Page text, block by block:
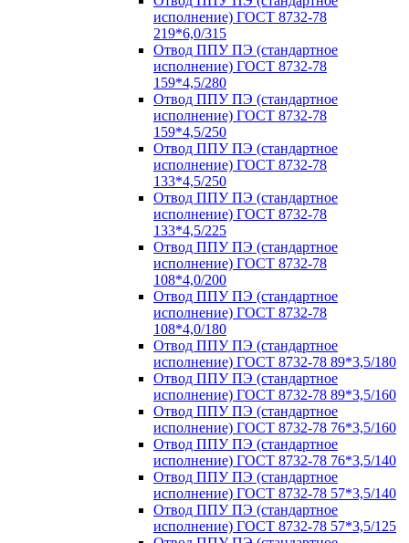
исполнение) ГОСТ 8732-78
219*6,0/315
Отвод ППУ ПЭ (стандартное
исполнение) ГОСТ 8732-78
159*4,5/280
Отвод ППУ ПЭ (стандартное
исполнение) ГОСТ 8732-78
159*4,5/250
Отвод ППУ ПЭ (стандартное
исполнение) ГОСТ 8732-78
133*4,5/250
Отвод ППУ ПЭ (стандартное
исполнение) ГОСТ 8732-78
133*4,5/225
Отвод ППУ ПЭ (стандартное
исполнение) ГОСТ 8732-78
108*4,0/200
Отвод ППУ ПЭ (стандартное
исполнение) ГОСТ 8732-78
108*4,0/180
Отвод ППУ ПЭ (стандартное
исполнение) ГОСТ 8732-78 89*3,5/180
Отвод ППУ ПЭ (стандартное
исполнение) ГОСТ 8732-78 89*3,5/160
Отвод ППУ ПЭ (стандартное
исполнение) ГОСТ 8732-78 76*3,5/160
Отвод ППУ ПЭ (стандартное
исполнение) ГОСТ 8732-78 76*3,5/140
Отвод ППУ ПЭ (стандартное
исполнение) ГОСТ 8732-78 57*3,5/140
Отвод ППУ ПЭ (стандартное
исполнение) ГОСТ 8732-78 57*3,5/125